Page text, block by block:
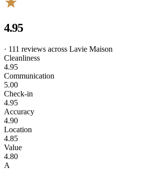
4.95
· 111 reviews across Lavie Maison
Cleanliness
4.95
Communication
5.00
Check-in
4.95
Accuracy
4.90
Location
4.85
Value
4.80
Α